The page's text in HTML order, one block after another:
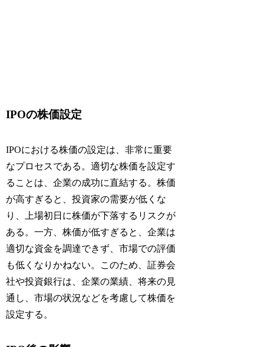
IPOの株価設定
IPOにおける株価の設定は、非常に重要
なプロセスである。適切な株価を設定す
ることは、企業の成功に直結する。株価
が高すぎると、投資家の需要が低くな
り、上場初日に株価が下落するリスクが
ある。一方、株価が低すぎると、企業は
適切な資金を調達できず、市場での評価
も低くなりかねない。このため、証券会
社や投資銀行は、企業の業績、将来の見
通し、市場の状況などを考慮して株価を
設定する。